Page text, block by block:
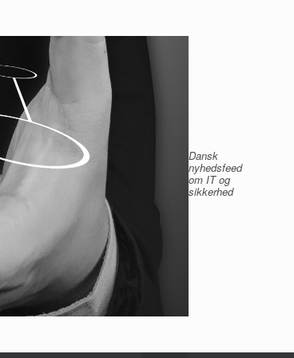
Dansk
nyhedsfeed
om IT og
sikkerhed